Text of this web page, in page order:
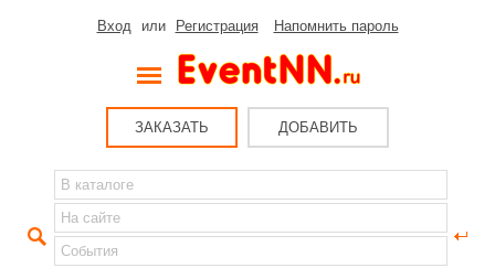
Вход или Регистрация Напомнить пароль
ЗАКАЗАТЬ ДОБАВИТЬ